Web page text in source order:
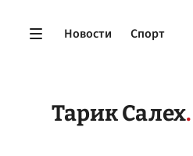
Новости Спорт
Тарик Салех